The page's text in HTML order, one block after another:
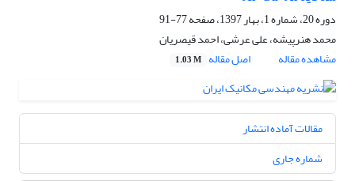
دوره 20، شماره 1، بهار 1397، صفحه
77-91
محمد هنرپیشه، علی عرشی، احمد قیصریان
مشاهده مقاله
اصل مقاله 1.03 M
مقالات آماده انتشار
شماره جاری